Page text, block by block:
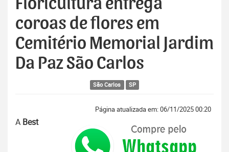
Floricultura entrega
coroas de flores em
Cemitério Memorial Jardim
Da Paz São Carlos
São Carlos SP
Página atualizada em: 06/11/2025 00:20
A Best